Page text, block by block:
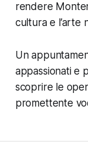
rendere
cultura e l’arte
Un
appassionati e
scoprire le
promettente